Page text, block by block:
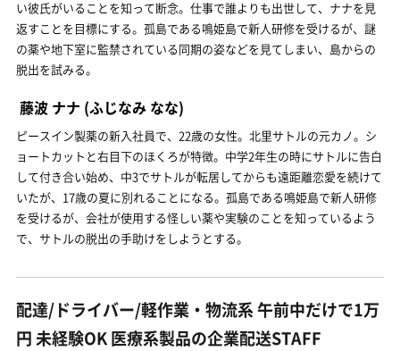
い彼氏がいることを知って断念。仕事で誰よりも出世して、ナナを見
返すことを目標にする。孤島である鳴姫島で新人研修を受けるが、謎
の薬や地下室に監禁されている同期の姿などを見てしまい、島からの
脱出を試みる。
藤波 ナナ (ふじなみ なな)
ピースイン製薬の新入社員で、22歳の女性。北里サトルの元カノ。シ
ョートカットと右目下のほくろが特徴。中学2年生の時にサトルに告白
して付き合い始め、中3でサトルが転居してからも遠距離恋愛を続けて
いたが、17歳の夏に別れることになる。孤島である鳴姫島で新人研修
を受けるが、会社が使用する怪しい薬や実験のことを知っているよう
で、サトルの脱出の手助けをしようとする。
配達/ドライバー/軽作業・物流系 午前中だけで1万
円 未経験OK 医療系製品の企業配送STAFF